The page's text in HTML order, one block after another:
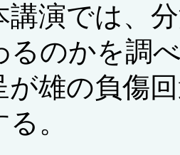
講演では、
るのかを調
が雄の負傷
。